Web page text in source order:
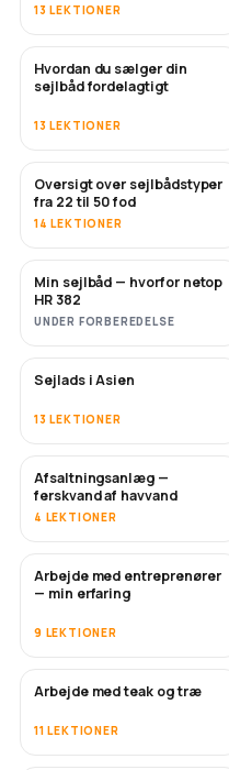
13 LEKTIONER
NYT
Hvordan du sælger din
sejlbåd fordelagtigt
13 LEKTIONER
SNART
Oversigt over sejlbådstyper
fra 22 til 50 fod
14 LEKTIONER
SNART
Min sejlbåd — hvorfor netop
HR 382
UNDER FORBEREDELSE
SNART
Sejlads i Asien
13 LEKTIONER
SNART
Afsaltningsanlæg —
ferskvand af havvand
4 LEKTIONER
SNART
Arbejde med entreprenører
— min erfaring
9 LEKTIONER
Arbejde med teak og træ
11 LEKTIONER